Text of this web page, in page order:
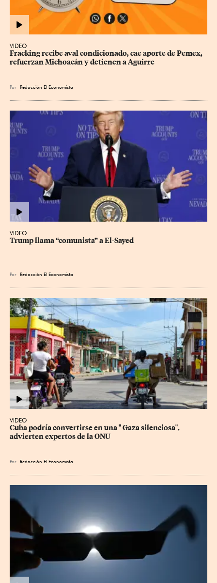
VIDEO
Fracking recibe aval condicionado, cae aporte de Pemex,
refuerzan Michoacán y detienen a Aguirre
Por Redacción El Economista
VIDEO
Trump llama “comunista” a El-Sayed
Por Redacción El Economista
VIDEO
Cuba podría convertirse en una " Gaza silenciosa",
advierten expertos de la ONU
Por Redacción El Economista